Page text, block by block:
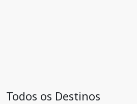
Todos os Destinos